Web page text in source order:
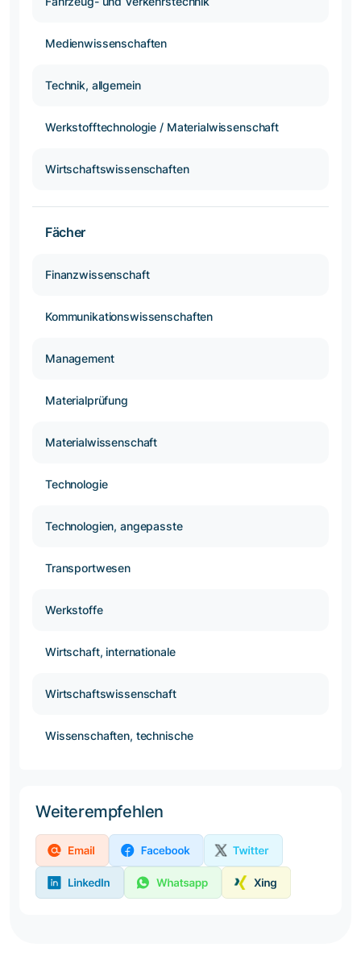
Medienwissenschaften
Technik, allgemein
Werkstofftechnologie / Materialwissenschaft
Wirtschaftswissenschaften
Fächer
Finanzwissenschaft
Kommunikationswissenschaften
Management
Materialprüfung
Materialwissenschaft
Technologie
Technologien, angepasste
Transportwesen
Werkstoffe
Wirtschaft, internationale
Wirtschaftswissenschaft
Wissenschaften, technische
Weiterempfehlen